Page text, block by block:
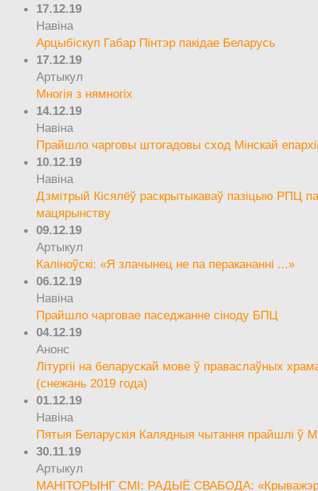
17.12.19
Навіна
Арцыбіскуп Габар Пінтэр пакідае Беларусь
17.12.19
Артыкул
Многія з нямногіх
14.12.19
Навіна
Прайшло чарговы штогадовы сход Мінскай
10.12.19
Навіна
Дзмітрый Кісялёў раскрытыкаваў пазіцыю РПЦ
мацярынству
09.12.19
Артыкул
Каліноўскі: «Я злачынец не па перакананні ...»
06.12.19
Навіна
Прайшло чарговае паседжанне сіноду БПЦ
04.12.19
Анонс
Літургіі на беларускай мове ў праваслаўных
(снежань 2019 года)
01.12.19
Навіна
Пятыя Беларускія Калядныя чытання прайшлі ў
30.11.19
Артыкул
МАНІТОРЫНГ СМІ: РАДЫЁ СВАБОДА: